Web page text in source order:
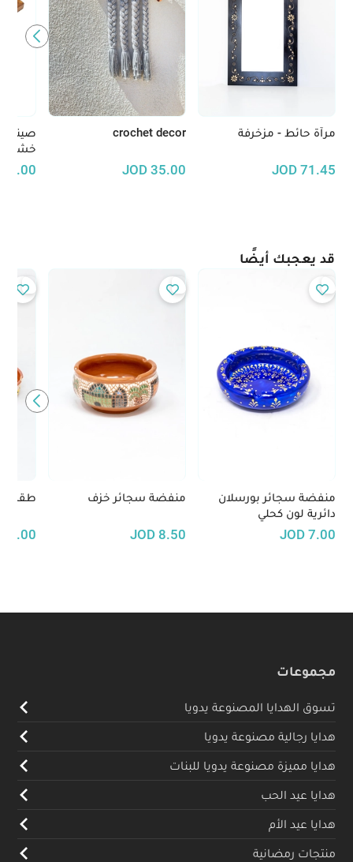
مرآة حائط - مزخرفة
71.45
JOD
crochet decor
35.00
JOD
خشب
30.00
قد يعجبك أيضًا
منفضة سجائر بورسلان
دائرية لون كحلي
7.00
JOD
منفضة سجائر خزف
8.50
JOD
طقم
17.00
مجموعات
تسوق الهدايا المصنوعة يدويا
هدايا رجالية مصنوعة يدويا
هدايا مميزة مصنوعة يدويا للبنات
هدايا عيد الحب
هدايا عيد الأم
منتجات رمضانية